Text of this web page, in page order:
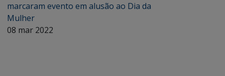
marcaram evento em alusão ao Dia da
Mulher
08 mar 2022